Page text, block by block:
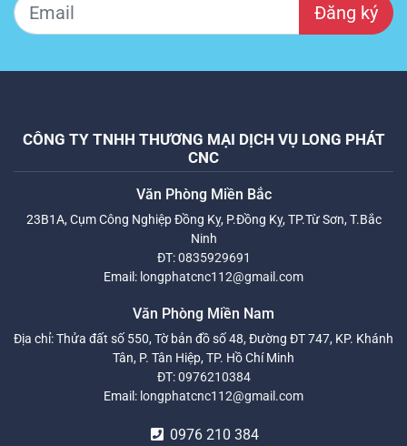
Đăng ký
CÔNG TY TNHH THƯƠNG MẠI DỊCH VỤ LONG PHÁT
CNC
Văn Phòng Miền Bắc
23B1A, Cụm Công Nghiệp Đồng Kỵ, P.Đồng Kỵ, TP.Từ Sơn, T.Bắc
Ninh
ĐT:0835929691
Email: longphatcnc112@gmail.com
Văn Phòng Miền Nam
Địa chỉ: Thửa đất số 550, Tờ bản đồ số 48, Đường ĐT 747, KP. Khánh
Tân, P. Tân Hiệp, TP. Hồ Chí Minh
ĐT:0976210384
Email: longphatcnc112@gmail.com
0976 210 384